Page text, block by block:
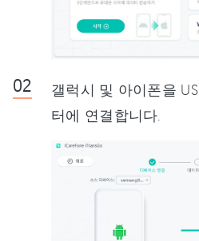
갤럭시 및 아이폰을
터에 연결합니다.